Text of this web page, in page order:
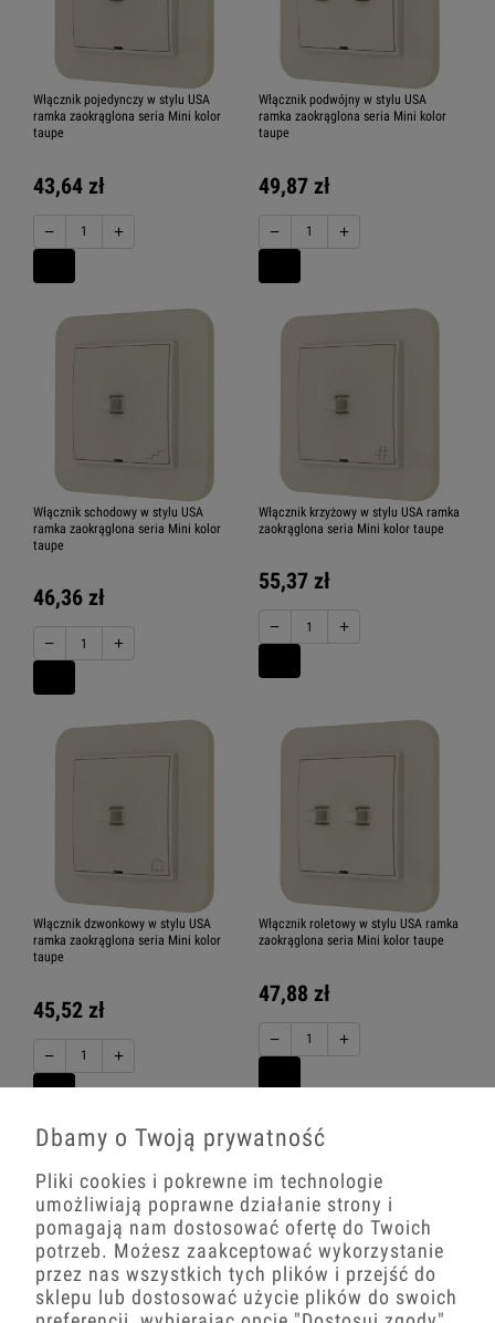
Włącznik pojedynczy w stylu USA
ramka zaokrąglona seria Mini kolor
taupe
43,64 zł
− +
Włącznik podwójny w stylu USA
ramka zaokrąglona seria Mini kolor
taupe
49,87 zł
− +
Włącznik schodowy w stylu USA
ramka zaokrąglona seria Mini kolor
taupe
46,36 zł
− +
Włącznik krzyżowy w stylu USA ramka
zaokrąglona seria Mini kolor taupe
55,37 zł
− +
Włącznik dzwonkowy w stylu USA
ramka zaokrąglona seria Mini kolor
taupe
45,52 zł
− +
Włącznik roletowy w stylu USA ramka
zaokrąglona seria Mini kolor taupe
47,88 zł
− +
Dbamy o Twoją prywatność
Pliki cookies i pokrewne im technologie
umożliwiają poprawne działanie strony i
pomagają nam dostosować ofertę do Twoich
potrzeb. Możesz zaakceptować wykorzystanie
przez nas wszystkich tych plików i przejść do
sklepu lub dostosować użycie plików do swoich